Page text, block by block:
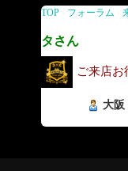
TOP フォーラム
タさん
ご来店お
大阪